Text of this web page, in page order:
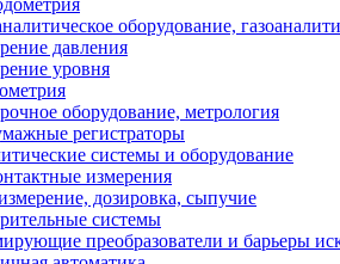
оборудование,
давления
уровня
оборудование, метрология
регистраторы
системы и оборудование
измерения
дозировка, сыпучие
системы
преобразователи и барьеры